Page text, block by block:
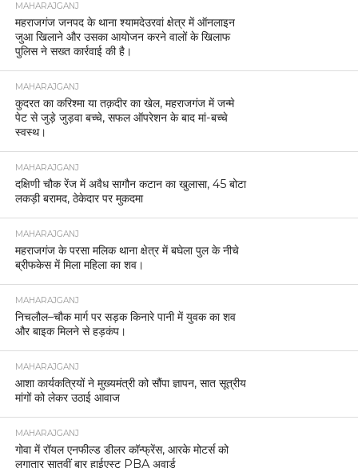
MAHARAJGANJ
महराजगंज जनपद के थाना श्यामदेउरवां क्षेत्र में ऑनलाइन
जुआ खिलाने और उसका आयोजन करने वालों के खिलाफ
पुलिस ने सख्त कार्रवाई की है।
MAHARAJGANJ
कुदरत का करिश्मा या तक़दीर का खेल, महराजगंज में जन्मे
पेट से जुड़े जुड़वा बच्चे, सफल ऑपरेशन के बाद मां-बच्चे
स्वस्थ।
MAHARAJGANJ
दक्षिणी चौक रेंज में अवैध सागौन कटान का खुलासा, 45 बोटा
लकड़ी बरामद, ठेकेदार पर मुकदमा
MAHARAJGANJ
महराजगंज के परसा मलिक थाना क्षेत्र में बघेला पुल के नीचे
ब्रीफकेस में मिला महिला का शव।
MAHARAJGANJ
निचलौल–चौक मार्ग पर सड़क किनारे पानी में युवक का शव
और बाइक मिलने से हड़कंप।
MAHARAJGANJ
आशा कार्यकत्रियों ने मुख्यमंत्री को सौंपा ज्ञापन, सात सूत्रीय
मांगों को लेकर उठाई आवाज
MAHARAJGANJ
गोवा में रॉयल एनफील्ड डीलर कॉन्फ्रेंस, आरके मोटर्स को
लगातार सातवीं बार हाईएस्ट PBA अवार्ड